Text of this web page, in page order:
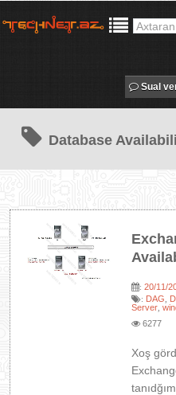
Sual
Database
:20/11/
: DAG
Server ,
6277
Xoş